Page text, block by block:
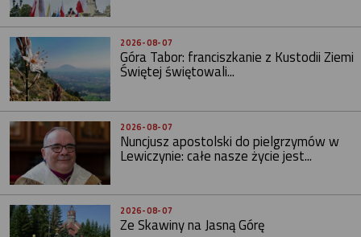
2026-08-07
Góra Tabor: franciszkanie z Kustodii Ziemi
Świętej świętowali...
2026-08-07
Nuncjusz apostolski do pielgrzymów w
Lewiczynie: całe nasze życie jest...
2026-08-07
Ze Skawiny na Jasną Górę